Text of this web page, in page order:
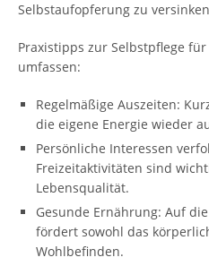
Selbstaufopferung zu
Praxistipps zur Selbstpflege
umfassen:
Regelmäßige Auszeiten:
die eigene Energie wieder
Persönliche Interessen
Freizeitaktivitäten sind
Lebensqualität.
Gesunde Ernährung: Auf
fördert sowohl das
Wohlbefinden.